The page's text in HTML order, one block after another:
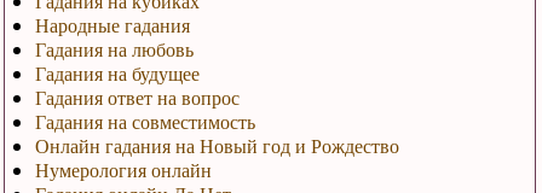
Народные гадания
Гадания на любовь
Гадания на будущее
Гадания ответ на вопрос
Гадания на совместимость
Онлайн гадания на Новый год и Рождество
Нумерология онлайн